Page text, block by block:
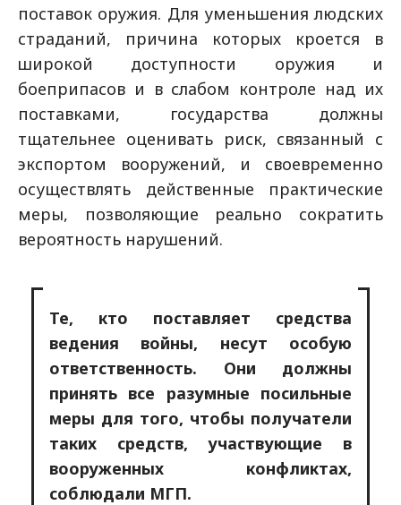
поставок оружия. Для уменьшения людских
страданий, причина которых кроется в
широкой доступности оружия и
боеприпасов и в слабом контроле над их
поставками, государства должны
тщательнее оценивать риск, связанный с
экспортом вооружений, и своевременно
осуществлять действенные практические
меры, позволяющие реально сократить
вероятность нарушений.
Те, кто поставляет средства
ведения войны, несут особую
ответственность. Они должны
принять все разумные посильные
меры для того, чтобы получатели
таких средств, участвующие в
вооруженных конфликтах,
соблюдали МГП.